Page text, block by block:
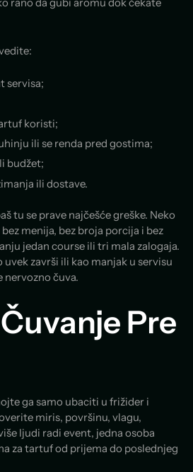
servisa;
koristi;
ili se renda pred gostima;
budžet;
ili dostave.
tu se prave najčešće greške. Neko
menija, bez broja porcija i bez
jedan course ili tri mala zalogaja.
završi ili kao manjak u servisu
nervozno čuva.
Pre
ga samo ubaciti u frižider i
miris, površinu, vlagu,
ljudi radi event, jedna osoba
za tartuf od prijema do poslednjeg